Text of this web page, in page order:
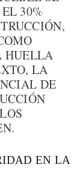
30%
HUELLA
LA
DE
EN LA